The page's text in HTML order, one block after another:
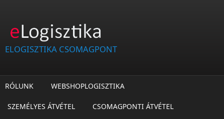
ELOGISZTIKA CSOMAGPONT
RÓLUNK WEBSHOPLOGISZTIKA
SZEMÉLYES ÁTVÉTEL CSOMAGPONTI ÁTVÉTEL